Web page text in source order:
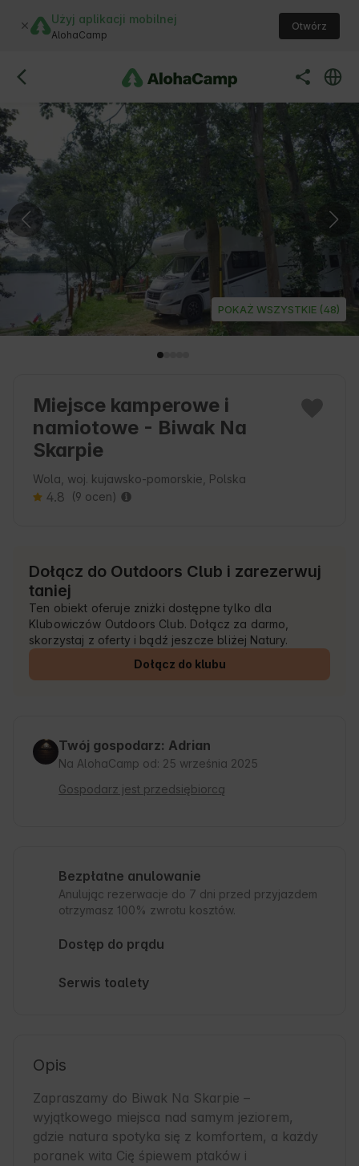
Użyj aplikacji mobilnej
AlohaCamp
Otwórz
POKAŻ WSZYSTKIE (48)
Miejsce kamperowe i
namiotowe - Biwak Na
Skarpie
Wola, woj. kujawsko-pomorskie, Polska
4.8 (9 ocen)
Dołącz do Outdoors Club i zarezerwuj
taniej
Ten obiekt oferuje zniżki dostępne tylko dla
Klubowiczów Outdoors Club. Dołącz za darmo,
skorzystaj z oferty i bądź jeszcze bliżej Natury.
Dołącz do klubu
Twój gospodarz: Adrian
Na AlohaCamp od: 25 września 2025
Gospodarz jest przedsiębiorcą
Bezpłatne anulowanie
Anulując rezerwacje do 7 dni przed przyjazdem
otrzymasz 100% zwrotu kosztów.
Dostęp do prądu
Serwis toalety
Opis
Zapraszamy do Biwak Na Skarpie –
wyjątkowego miejsca nad samym jeziorem,
gdzie natura spotyka się z komfortem, a każdy
poranek wita Cię śpiewem ptaków i